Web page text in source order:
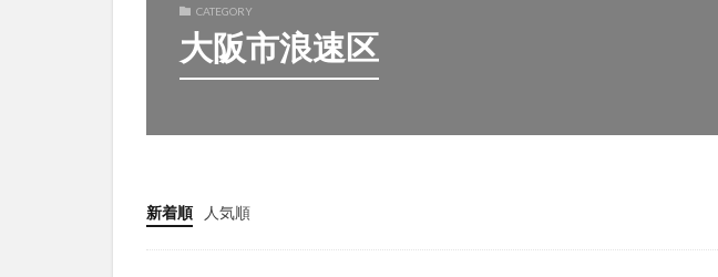
CATEGORY
大阪市浪速区
新着順 人気順